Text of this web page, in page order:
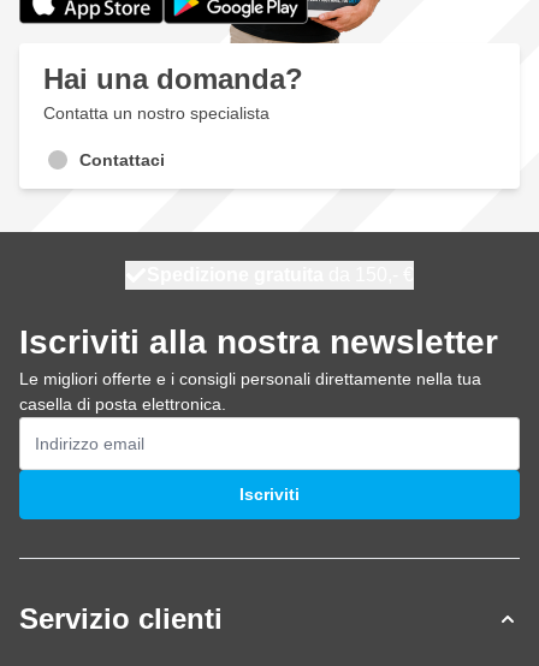
Hai una domanda?
Contatta un nostro specialista
Contattaci
Iscriviti alla nostra newsletter
Le migliori offerte e i consigli personali direttamente nella tua
casella di posta elettronica.
Indirizzo email
Iscriviti
Servizio clienti